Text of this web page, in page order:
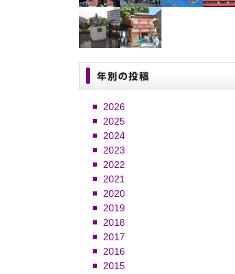
2026
2025
2024
2023
2022
2021
2020
2019
2018
2017
2016
2015